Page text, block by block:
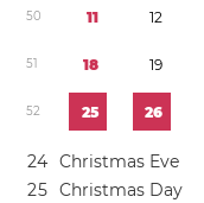
50 11 12
51 18 19
52 25 26
24 Christmas Eve
25 Christmas Day